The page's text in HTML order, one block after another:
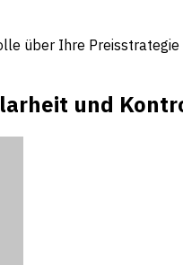
über Ihre Preisstrategie
und